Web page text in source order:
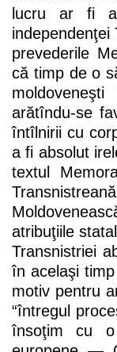
lucru ar fi
independenţei
prevederile
că timp de o
arătîndu-se
întîlnirii cu
a fi absolut
textul
atribuţiile
Transnistriei
în acelaşi
motiv pentru
“întregul
însoţim cu o